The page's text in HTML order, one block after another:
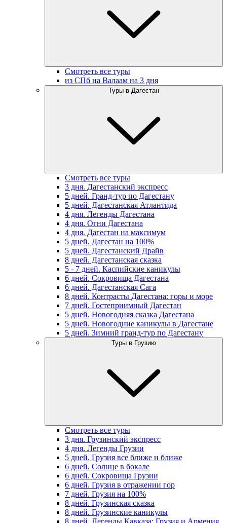
Смотреть все туры
из СПб на Валаам на 3 дня
Туры в Дагестан
Смотреть все туры
3 дня. Дагестанский экспресс
5 дней. Гранд-тур по Дагестану
5 дней. Дагестанская Атлантида
4 дня. Легенды Дагестана
4 дня. Огни Дагестана
4 дня. Дагестан на максимум
5 дней. Дагестан на 100%
5 дней. Дагестанский Драйв
8 дней. Дагестанская сказка
5 - 7 дней. Каспийские каникулы
6 дней. Сокровища Дагестана
6 дней. Дагестанская Сага
8 дней. Контрасты Дагестана: горы и море
7 дней. Гостеприимный Дагестан
5 дней. Новогодняя сказка Дагестана
5 дней. Новогодние каникулы в Дагестане
5 дней. Зимний гранд-тур по Дагестану
Туры в Грузию
Смотреть все туры
3 дня. Грузинский экспресс
4 дня. Легенды Грузии
5 дней. Грузия все ближе и ближе
6 дней. Солнце в бокале
6 дней. Сокровища Грузии
6 дней. Грузия в отражении гор
7 дней. Грузия на 100%
8 дней. Грузинская сказка
8 дней. Грузинские каникулы
8 дней. Легенды Кавказа: Грузия и Армения